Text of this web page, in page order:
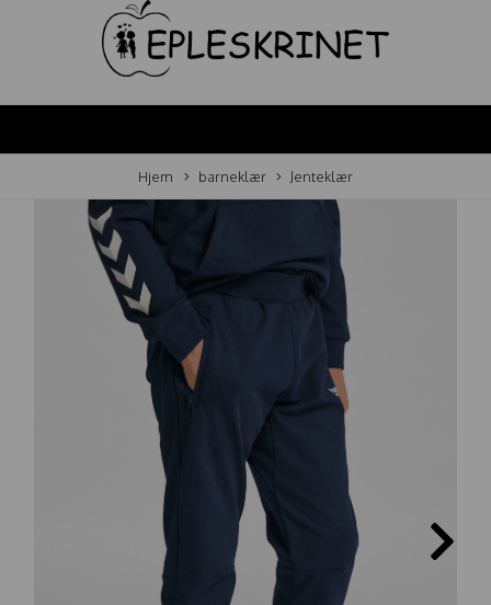
Hjem barneklær Jenteklær